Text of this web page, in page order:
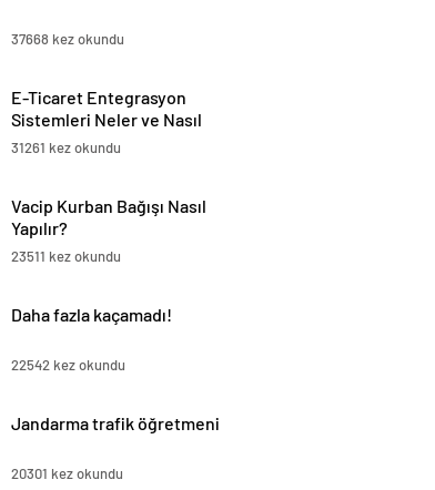
37668 kez okundu
E-Ticaret Entegrasyon
Sistemleri Neler ve Nasıl
Yapılır?
31261 kez okundu
Vacip Kurban Bağışı Nasıl
Yapılır?
23511 kez okundu
Daha fazla kaçamadı!
22542 kez okundu
Jandarma trafik öğretmeni
20301 kez okundu